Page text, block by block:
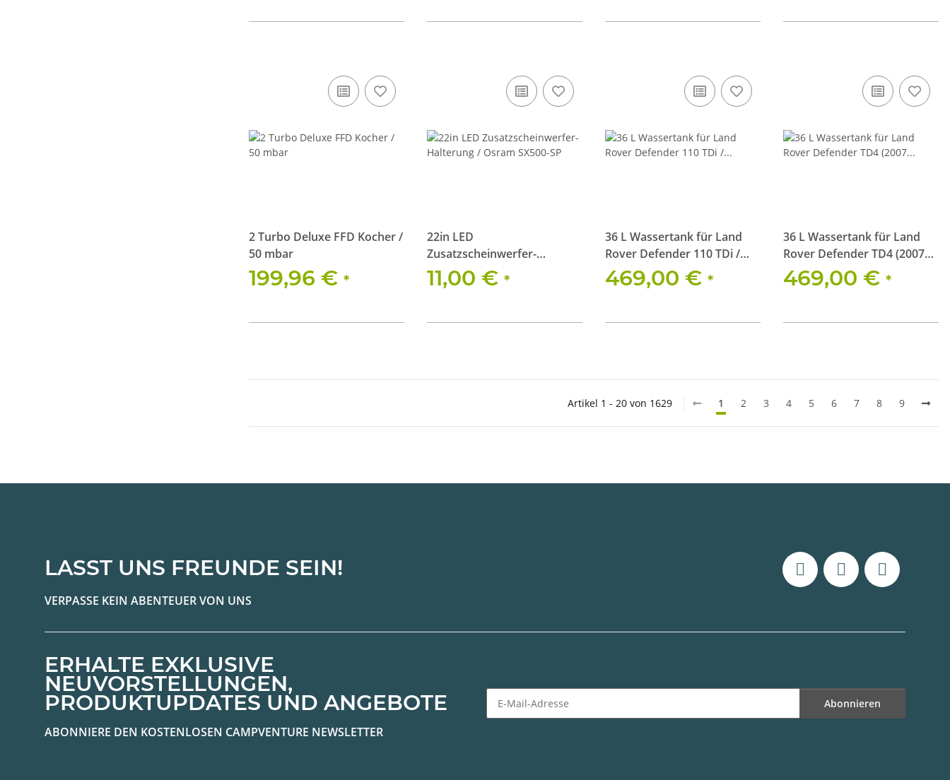
2 Turbo Deluxe FFD Kocher /
50 mbar
199,96 € *
22in LED
Zusatzscheinwerfer-
Halterung / Osram SX500-SP
11,00 € *
36 L Wassertank für Land
Rover Defender 110 TDi /
TD5 (1983 - 2006)
469,00 € *
36 L Wassertank für Land
Rover Defender TD4 (2007
-2016)
469,00 € *
Artikel 1 - 20 von 1629 1 2 3 4 5 6 7 8 9
LASST UNS FREUNDE SEIN!
VERPASSE KEIN ABENTEUER VON UNS
ERHALTE EXKLUSIVE
NEUVORSTELLUNGEN,
PRODUKTUPDATES UND ANGEBOTE
ABONNIERE DEN KOSTENLOSEN CAMPVENTURE NEWSLETTER
Abonnieren